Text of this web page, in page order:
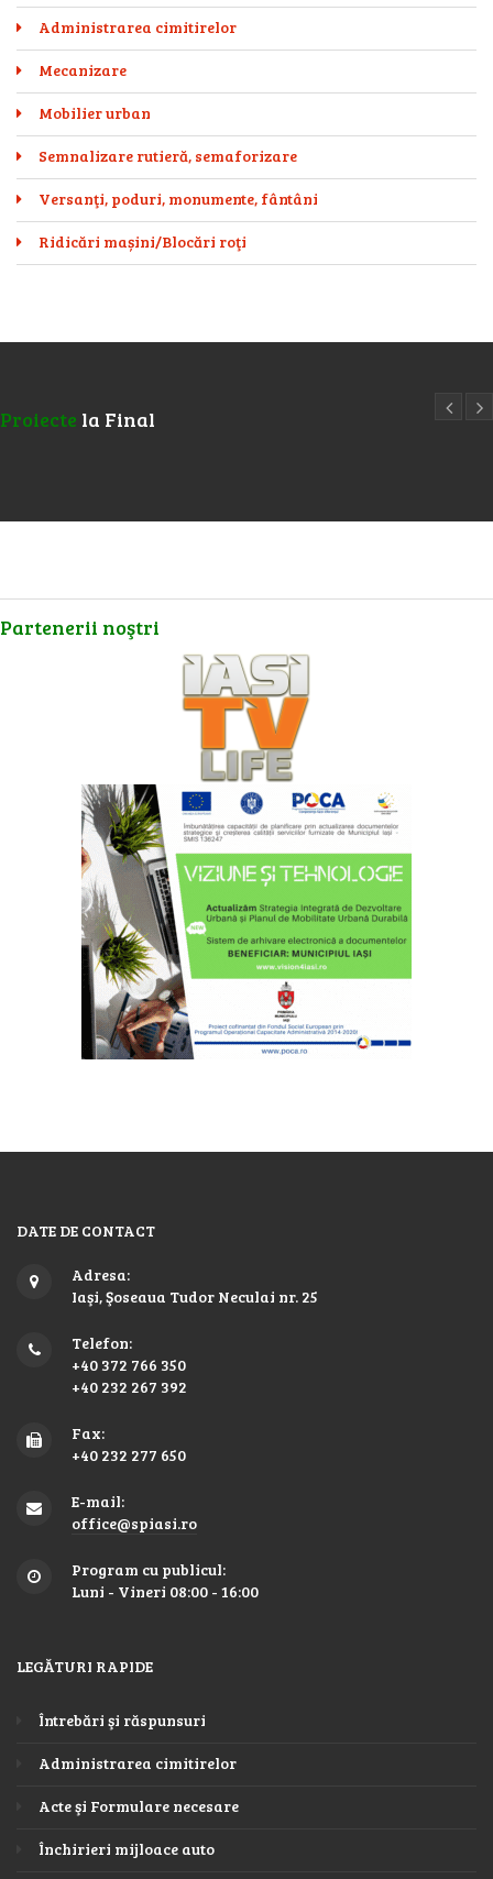
Administrarea cimitirelor
Mecanizare
Mobilier urban
Semnalizare rutieră, semaforizare
Versanţi, poduri, monumente, fântâni
Ridicări mașini/Blocări roţi
Proiecte la Final
Partenerii noştri
DATE DE CONTACT
Adresa:
Iaşi, Şoseaua Tudor Neculai nr. 25
Telefon:
+40 372 766 350
+40 232 267 392
Fax:
+40 232 277 650
E-mail:
office@spiasi.ro
Program cu publicul:
Luni - Vineri 08:00 - 16:00
LEGĂTURI RAPIDE
Întrebări şi răspunsuri
Administrarea cimitirelor
Acte şi Formulare necesare
Închirieri mijloace auto